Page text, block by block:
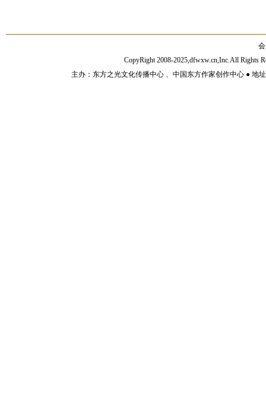
CopyRight 2008-2025,dfwxw.cn,Inc.All Rights
主办：东方之光文化传播中心 、中国东方作家创作中心 ● 地